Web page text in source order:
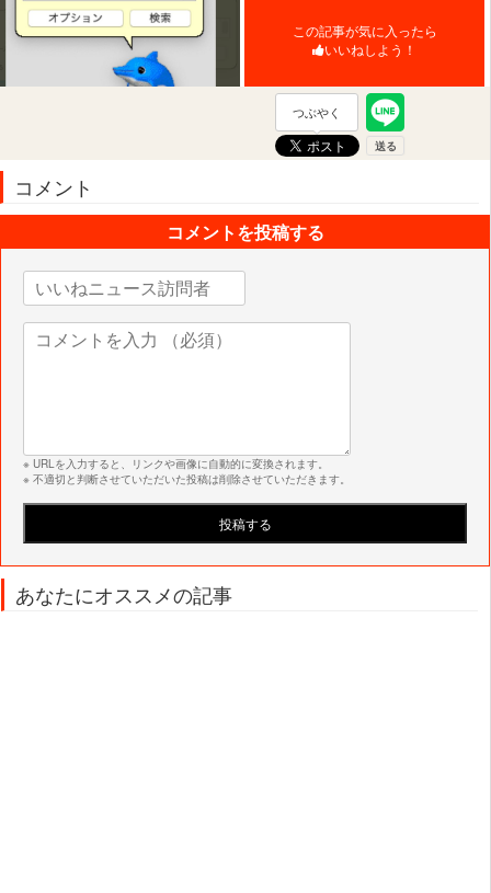
この記事が気に入ったら
いいねしよう！
つぶやく
コメント
コメントを投稿する
※ URLを入力すると、リンクや画像に自動的に変換されます。
※ 不適切と判断させていただいた投稿は削除させていただきます。
あなたにオススメの記事